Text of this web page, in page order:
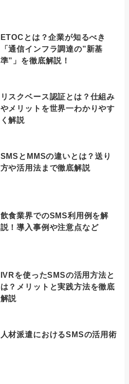
ETOCとは？企業が知るべき
「通信インフラ調達の”新基
準”」を徹底解説！
リスクベース認証とは？仕組み
やメリットを世界一わかりやす
く解説
SMSとMMSの違いとは？送り
方や活用法まで徹底解説
飲食業界でのSMS利用例を解
説！導入事例や注意点など
IVRを使ったSMSの活用方法と
は？メリットと実践方法を徹底
解説
人材派遣におけるSMSの活用術